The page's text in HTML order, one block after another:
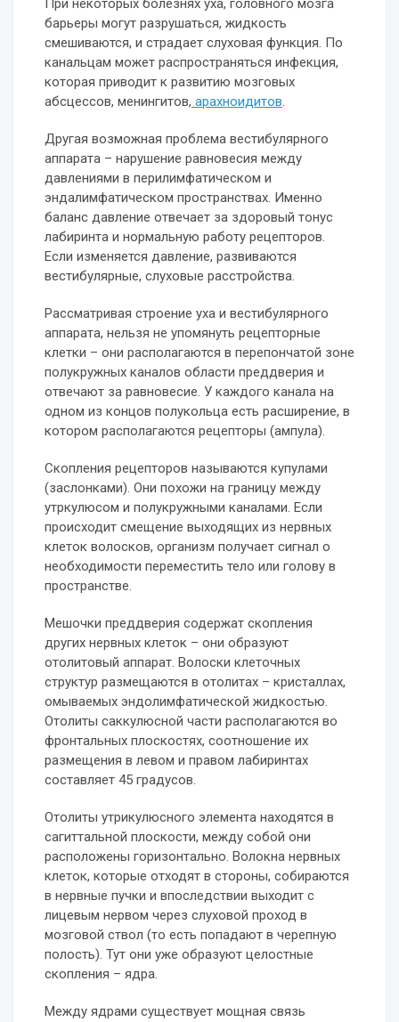
При некоторых болезнях уха, головного мозга
барьеры могут разрушаться, жидкость
смешиваются, и страдает слуховая функция. По
канальцам может распространяться инфекция,
которая приводит к развитию мозговых
абсцессов, менингитов, арахноидитов.
Другая возможная проблема вестибулярного
аппарата – нарушение равновесия между
давлениями в перилимфатическом и
эндалимфатическом пространствах. Именно
баланс давление отвечает за здоровый тонус
лабиринта и нормальную работу рецепторов.
Если изменяется давление, развиваются
вестибулярные, слуховые расстройства.
Рассматривая строение уха и вестибулярного
аппарата, нельзя не упомянуть рецепторные
клетки – они располагаются в перепончатой зоне
полукружных каналов области преддверия и
отвечают за равновесие. У каждого канала на
одном из концов полукольца есть расширение, в
котором располагаются рецепторы (ампула).
Скопления рецепторов называются купулами
(заслонками). Они похожи на границу между
утркулюсом и полукружными каналами. Если
происходит смещение выходящих из нервных
клеток волосков, организм получает сигнал о
необходимости переместить тело или голову в
пространстве.
Мешочки преддверия содержат скопления
других нервных клеток – они образуют
отолитовый аппарат. Волоски клеточных
структур размещаются в отолитах – кристаллах,
омываемых эндолимфатической жидкостью.
Отолиты саккулюсной части располагаются во
фронтальных плоскостях, соотношение их
размещения в левом и правом лабиринтах
составляет 45 градусов.
Отолиты утрикулюсного элемента находятся в
сагиттальной плоскости, между собой они
расположены горизонтально. Волокна нервных
клеток, которые отходят в стороны, собираются
в нервные пучки и впоследствии выходит с
лицевым нервом через слуховой проход в
мозговой ствол (то есть попадают в черепную
полость). Тут они уже образуют целостные
скопления – ядра.
Между ядрами существует мощная связь